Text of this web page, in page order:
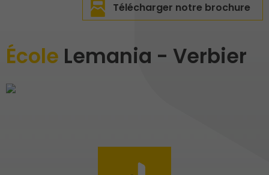
Télécharger notre brochure
École Lemania - Verbier